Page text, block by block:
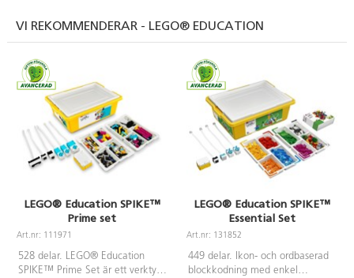
VI REKOMMENDERAR - LEGO® EDUCATION
LEGO® Education SPIKE™
Prime set
Art.nr: 111971
528 delar. LEGO® Education
SPIKE™ Prime Set är ett verktyg
LEGO® Education SPIKE™
Essential Set
Art.nr: 131852
449 delar. Ikon- och ordbaserad
blockkodning med enkel